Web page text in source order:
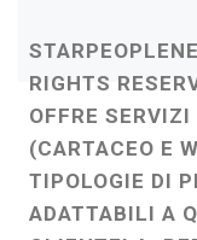
RIGHTS
OFFRE
(CARTACEO E
TIPOLOGIE DI
ADATTABILI A